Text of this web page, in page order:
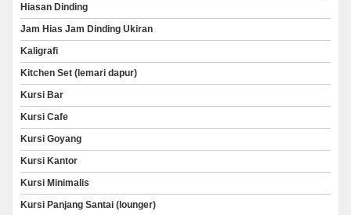
Hiasan Dinding
Jam Hias Jam Dinding Ukiran
Kaligrafi
Kitchen Set (lemari dapur)
Kursi Bar
Kursi Cafe
Kursi Goyang
Kursi Kantor
Kursi Minimalis
Kursi Panjang Santai (lounger)